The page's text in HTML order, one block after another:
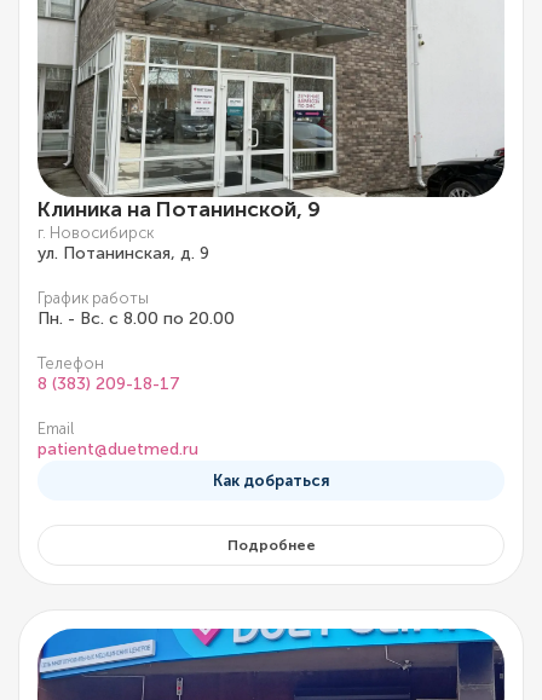
Клиника на Потанинской, 9
г. Новосибирск
ул. Потанинская, д. 9
График работы
Пн. - Вс. с 8.00 по 20.00
Телефон
8 (383) 209-18-17
Email
patient@duetmed.ru
Как добраться
Подробнее